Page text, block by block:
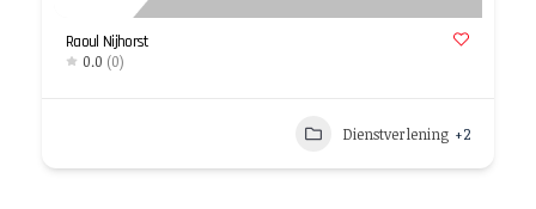
Raoul Nijhorst
0.0 (0)
Dienstverlening +2